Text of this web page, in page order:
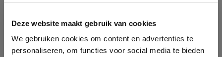
Deze website maakt gebruik van cookies
We gebruiken cookies om content en advertenties te
personaliseren, om functies voor social media te bieden
biodiversiteit.